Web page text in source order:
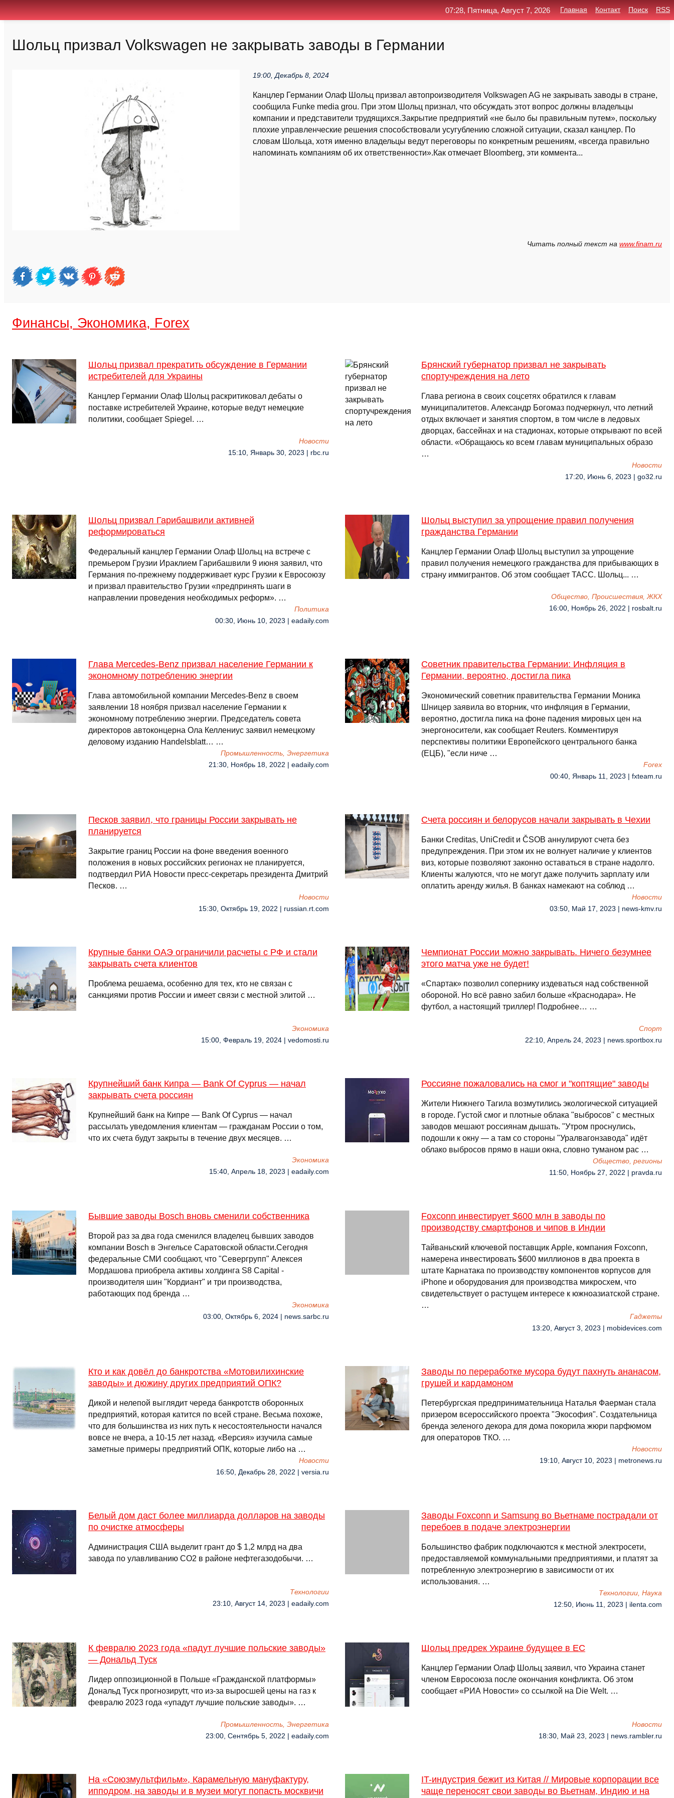
Шольц призвал Volkswagen не закрывать заводы в Германии
19:00, Декабрь 8, 2024
Канцлер Германии Олаф Шольц призвал автопроизводителя Volkswagen AG не закрывать заводы в стране,
сообщила Funke media grou. При этом Шольц признал, что обсуждать этот вопрос должны владельцы
компании и представители трудящихся.Закрытие предприятий «не было бы правильным путем», поскольку
плохие управленческие решения способствовали усугублению сложной ситуации, сказал канцлер. По
словам Шольца, хотя именно владельцы ведут переговоры по конкретным решениям, «всегда правильно
напоминать компаниям об их ответственности».Как отмечает Bloomberg, эти коммента...
Читать полный текст на www.finam.ru
Финансы, Экономика, Forex
Шольц призвал прекратить обсуждение в Германии
истребителей для Украины
Канцлер Германии Олаф Шольц раскритиковал дебаты о
поставке истребителей Украине, которые ведут немецкие
политики, сообщает Spiegel. …
Новости
15:10, Январь 30, 2023 | rbc.ru
Брянский губернатор призвал не закрывать
спортучреждения на лето
Глава региона в своих соцсетях обратился к главам
муниципалитетов. Александр Богомаз подчеркнул, что летний
отдых включает и занятия спортом, в том числе в ледовых
дворцах, бассейнах и на стадионах, которые открывают по всей
области. «Обращаюсь ко всем главам муниципальных образо
…
Новости
17:20, Июнь 6, 2023 | go32.ru
Шольц призвал Гарибашвили активней
реформироваться
Федеральный канцлер Германии Олаф Шольц на встрече с
премьером Грузии Ираклием Гарибашвили 9 июня заявил, что
Германия по-прежнему поддерживает курс Грузии к Евросоюзу
и призвал правительство Грузии «предпринять шаги в
направлении проведения необходимых реформ». …
Политика
00:30, Июнь 10, 2023 | eadaily.com
Шольц выступил за упрощение правил получения
гражданства Германии
Канцлер Германии Олаф Шольц выступил за упрощение
правил получения немецкого гражданства для прибывающих в
страну иммигрантов. Об этом сообщает ТАСС. Шольц... …
Общество, Происшествия, ЖКХ
16:00, Ноябрь 26, 2022 | rosbalt.ru
Глава Mercedes-Benz призвал население Германии к
экономному потреблению энергии
Глава автомобильной компании Mercedes-Benz в своем
заявлении 18 ноября призвал население Германии к
экономному потреблению энергии. Председатель совета
директоров автоконцерна Ола Келлениус заявил немецкому
деловому изданию Handelsblatt… …
Промышленность, Энергетика
21:30, Ноябрь 18, 2022 | eadaily.com
Советник правительства Германии: Инфляция в
Германии, вероятно, достигла пика
Экономический советник правительства Германии Моника
Шницер заявила во вторник, что инфляция в Германии,
вероятно, достигла пика на фоне падения мировых цен на
энергоносители, как сообщает Reuters. Комментируя
перспективы политики Европейского центрального банка
(ЕЦБ), "если ниче …
Forex
00:40, Январь 11, 2023 | fxteam.ru
Песков заявил, что границы России закрывать не
планируется
Закрытие границ России на фоне введения военного
положения в новых российских регионах не планируется,
подтвердил РИА Новости пресс-секретарь президента Дмитрий
Песков. …
Новости
15:30, Октябрь 19, 2022 | russian.rt.com
Счета россиян и белорусов начали закрывать в Чехии
Банки Creditas, UniCredit и ČSOB аннулируют счета без
предупреждения. При этом их не волнует наличие у клиентов
виз, которые позволяют законно оставаться в стране надолго.
Клиенты жалуются, что не могут даже получить зарплату или
оплатить аренду жилья. В банках намекают на соблюд …
Новости
03:50, Май 17, 2023 | news-kmv.ru
Крупные банки ОАЭ ограничили расчеты с РФ и стали
закрывать счета клиентов
Проблема решаема, особенно для тех, кто не связан с
санкциями против России и имеет связи с местной элитой …
Экономика
15:00, Февраль 19, 2024 | vedomosti.ru
Чемпионат России можно закрывать. Ничего безумнее
этого матча уже не будет!
«Спартак» позволил сопернику издеваться над собственной
обороной. Но всё равно забил больше «Краснодара». Не
футбол, а настоящий триллер! Подробнее… …
Спорт
22:10, Апрель 24, 2023 | news.sportbox.ru
Крупнейший банк Кипра — Bank Of Cyprus — начал
закрывать счета россиян
Крупнейший банк на Кипре — Bank Of Cyprus — начал
рассылать уведомления клиентам — гражданам России о том,
что их счета будут закрыты в течение двух месяцев. …
Экономика
15:40, Апрель 18, 2023 | eadaily.com
Россияне пожаловались на смог и "коптящие" заводы
Жители Нижнего Тагила возмутились экологической ситуацией
в городе. Густой смог и плотные облака "выбросов" с местных
заводов мешают россиянам дышать. "Утром проснулись,
подошли к окну — а там со стороны "Уралвагонзавода" идёт
облако выбросов прямо в наши окна, словно туманом рас …
Общество, регионы
11:50, Ноябрь 27, 2022 | pravda.ru
Бывшие заводы Bosch вновь сменили собственника
Второй раз за два года сменился владелец бывших заводов
компании Bosch в Энгельсе Саратовской области.Сегодня
федеральные СМИ сообщают, что "Севергрупп" Алексея
Мордашова приобрела активы холдинга S8 Capital -
производителя шин "Кордиант" и три производства,
работающих под бренда …
Экономика
03:00, Октябрь 6, 2024 | news.sarbc.ru
Foxconn инвестирует $600 млн в заводы по
производству смартфонов и чипов в Индии
Тайваньский ключевой поставщик Apple, компания Foxconn,
намерена инвестировать $600 миллионов в два проекта в
штате Карнатака по производству компонентов корпусов для
iPhone и оборудования для производства микросхем, что
свидетельствует о растущем интересе к южноазиатской стране.
…
Гаджеты
13:20, Август 3, 2023 | mobidevices.com
Кто и как довёл до банкротства «Мотовилихинские
заводы» и дюжину других предприятий ОПК?
Дикой и нелепой выглядит череда банкротств оборонных
предприятий, которая катится по всей стране. Весьма похоже,
что для большинства из них путь к несостоятельности начался
вовсе не вчера, а 10-15 лет назад. «Версия» изучила самые
заметные примеры предприятий ОПК, которые либо на …
Новости
16:50, Декабрь 28, 2022 | versia.ru
Заводы по переработке мусора будут пахнуть ананасом,
грушей и кардамоном
Петербургская предпринимательница Наталья Фаерман стала
призером всероссийского проекта "Экософия". Создательница
бренда зеленого декора для дома покорила жюри парфюмом
для операторов ТКО. …
Новости
19:10, Август 10, 2023 | metronews.ru
Белый дом даст более миллиарда долларов на заводы
по очистке атмосферы
Администрация США выделит грант до $ 1,2 млрд на два
завода по улавливанию СО2 в районе нефтегазодобычи. …
Технологии
23:10, Август 14, 2023 | eadaily.com
Заводы Foxconn и Samsung во Вьетнаме пострадали от
перебоев в подаче электроэнергии
Большинство фабрик подключаются к местной электросети,
предоставляемой коммунальными предприятиями, и платят за
потребленную электроэнергию в зависимости от их
использования. …
Технологии, Наука
12:50, Июнь 11, 2023 | ilenta.com
К февралю 2023 года «падут лучшие польские заводы»
— Дональд Туск
Лидер оппозиционной в Польше «Гражданской платформы»
Дональд Туск прогнозируtт, что из-за выросшей цены на газ к
февралю 2023 года «упадут лучшие польские заводы». …
Промышленность, Энергетика
23:00, Сентябрь 5, 2022 | eadaily.com
Шольц предрек Украине будущее в ЕС
Канцлер Германии Олаф Шольц заявил, что Украина станет
членом Евросоюза после окончания конфликта. Об этом
сообщает «РИА Новости» со ссылкой на Die Welt. …
Новости
18:30, Май 23, 2023 | news.rambler.ru
На «Союзмультфильм», Карамельную мануфактуру,
ипподром, на заводы и в музеи могут попасть москвичи
IT-индустрия бежит из Китая // Мировые корпорации все
чаще переносят свои заводы во Вьетнам, Индию и на
07:28, Пятница, Август 7, 2026 Главная Контакт Поиск RSS